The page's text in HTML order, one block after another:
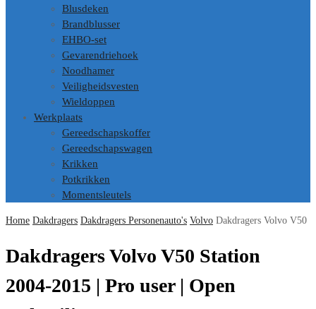
Blusdeken
Brandblusser
EHBO-set
Gevarendriehoek
Noodhamer
Veiligheidsvesten
Wieldoppen
Werkplaats
Gereedschapskoffer
Gereedschapswagen
Krikken
Potkrikken
Momentsleutels
Home Dakdragers Dakdragers Personenauto's Volvo Dakdragers Volvo V50
Dakdragers Volvo V50 Station
2004-2015 | Pro user | Open